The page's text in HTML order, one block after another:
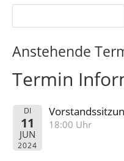
Anstehende
Termin
DI
11
JUN
2024
18:00 Uhr